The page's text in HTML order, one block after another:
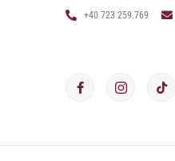
+40 723 259.769